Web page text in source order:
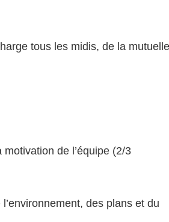
tous les midis, de la mutuelle
de l’équipe (2/3
des plans et du